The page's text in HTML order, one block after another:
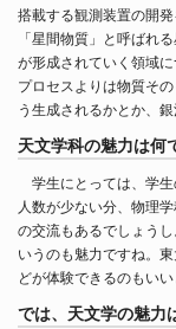
搭載する観測装置の開
「星間物質」と呼ばれ
が形成されていく領域
プロセスよりは物質そ
う生成されるかとか、
天文学科の魅力は何
学生にとっては、学生
人数が少ない分、物理
の交流もあるでしょう
いうのも魅力ですね。
どが体験できるのもい
では、天文学の魅力